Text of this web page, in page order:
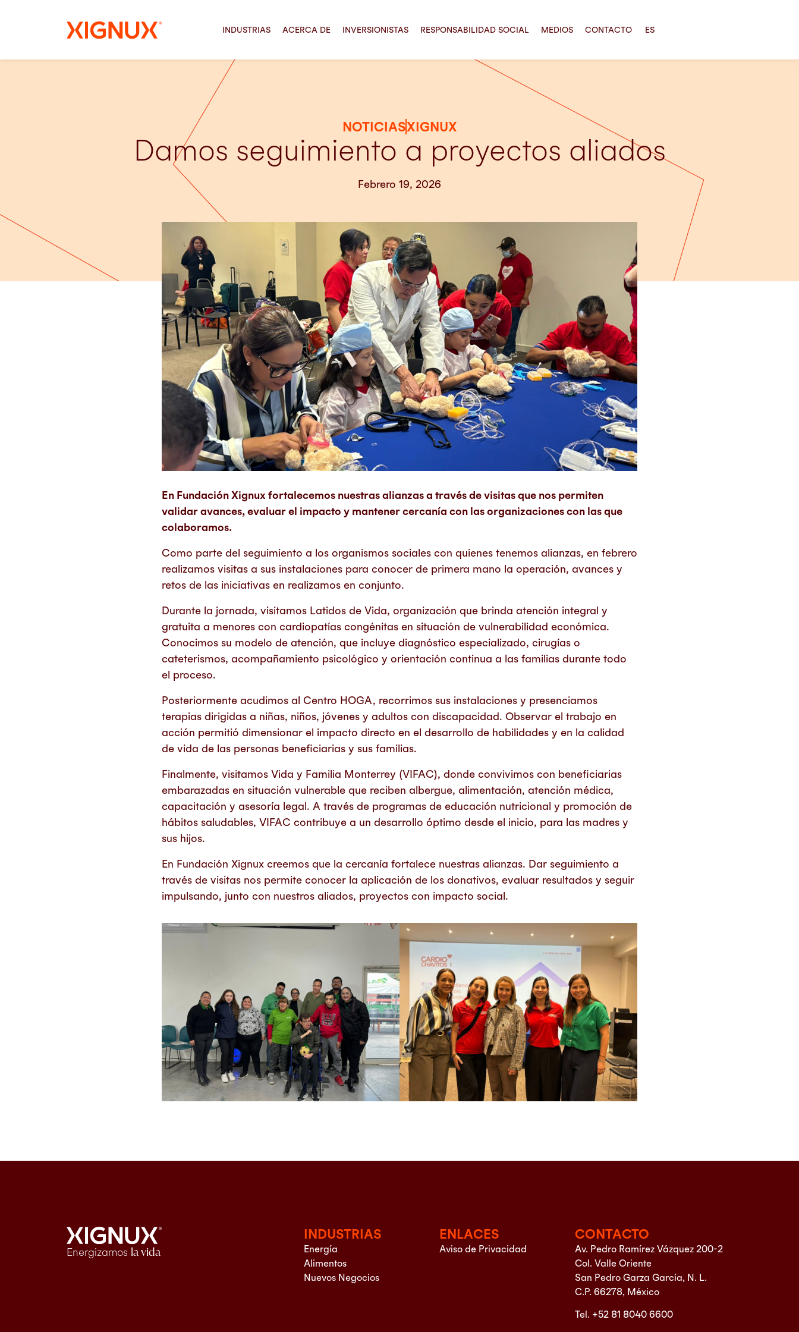
INDUSTRIAS ACERCA DE INVERSIONISTAS RESPONSABILIDAD SOCIAL MEDIOS CONTACTO ES
NOTICIASXIGNUX
Damos seguimiento a proyectos aliados
Febrero 19, 2026
En Fundación Xignux fortalecemos nuestras alianzas a través de visitas que nos permiten
validar avances, evaluar el impacto y mantener cercanía con las organizaciones con las que
colaboramos.
Como parte del seguimiento a los organismos sociales con quienes tenemos alianzas, en febrero
realizamos visitas a sus instalaciones para conocer de primera mano la operación, avances y
retos de las iniciativas en realizamos en conjunto.
Durante la jornada, visitamos Latidos de Vida, organización que brinda atención integral y
gratuita a menores con cardiopatías congénitas en situación de vulnerabilidad económica.
Conocimos su modelo de atención, que incluye diagnóstico especializado, cirugías o
cateterismos, acompañamiento psicológico y orientación continua a las familias durante todo
el proceso.
Posteriormente acudimos al Centro HOGA, recorrimos sus instalaciones y presenciamos
terapias dirigidas a niñas, niños, jóvenes y adultos con discapacidad. Observar el trabajo en
acción permitió dimensionar el impacto directo en el desarrollo de habilidades y en la calidad
de vida de las personas beneficiarias y sus familias.
Finalmente, visitamos Vida y Familia Monterrey (VIFAC), donde convivimos con beneficiarias
embarazadas en situación vulnerable que reciben albergue, alimentación, atención médica,
capacitación y asesoría legal. A través de programas de educación nutricional y promoción de
hábitos saludables, VIFAC contribuye a un desarrollo óptimo desde el inicio, para las madres y
sus hijos.
En Fundación Xignux creemos que la cercanía fortalece nuestras alianzas. Dar seguimiento a
través de visitas nos permite conocer la aplicación de los donativos, evaluar resultados y seguir
impulsando, junto con nuestros aliados, proyectos con impacto social.
Energizamos la vida
INDUSTRIAS
Energía
Alimentos
Nuevos Negocios
ENLACES
Aviso de Privacidad
CONTACTO
Av. Pedro Ramírez Vázquez 200-2
Col. Valle Oriente
San Pedro Garza García, N. L.
C.P. 66278, México
Tel. +52 81 8040 6600